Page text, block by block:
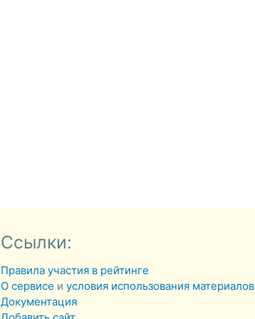
Ссылки:
Правила участия в рейтинге
О сервисе иусловия использования материалов
Документация